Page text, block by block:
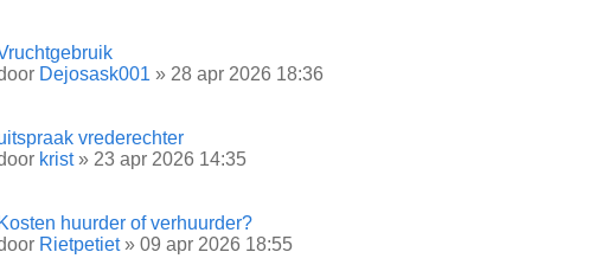
Dejosask001 » 28 apr 2026 18:36
vrederechter
krist» 23 apr 2026 14:35
Kosten huurder of verhuurder?
Rietpetiet» 09 apr 2026 18:55